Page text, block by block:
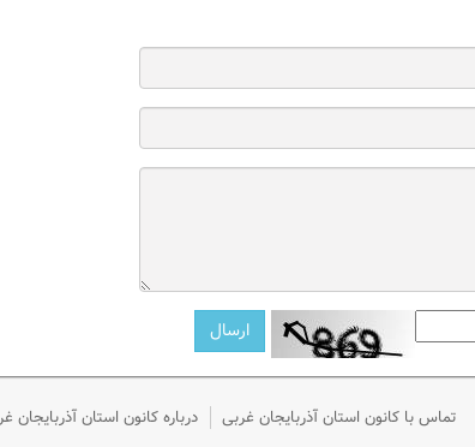
تماس با کانون استان آذربایجان غربی درباره کانون استان آذربایجان